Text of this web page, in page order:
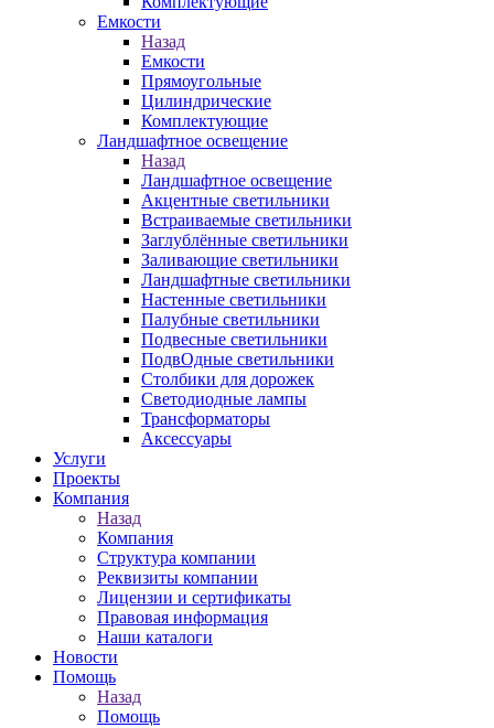
Емкости
Назад
Емкости
Прямоугольные
Цилиндрические
Комплектующие
Ландшафтное освещение
Назад
Ландшафтное освещение
Акцентные светильники
Встраиваемые светильники
Заглублённые светильники
Заливающие светильники
Ландшафтные светильники
Настенные светильники
Палубные светильники
Подвесные светильники
ПодвОдные светильники
Столбики для дорожек
Светодиодные лампы
Трансформаторы
Аксессуары
Услуги
Проекты
Компания
Назад
Компания
Структура компании
Реквизиты компании
Лицензии и сертификаты
Правовая информация
Наши каталоги
Новости
Помощь
Назад
Помощь